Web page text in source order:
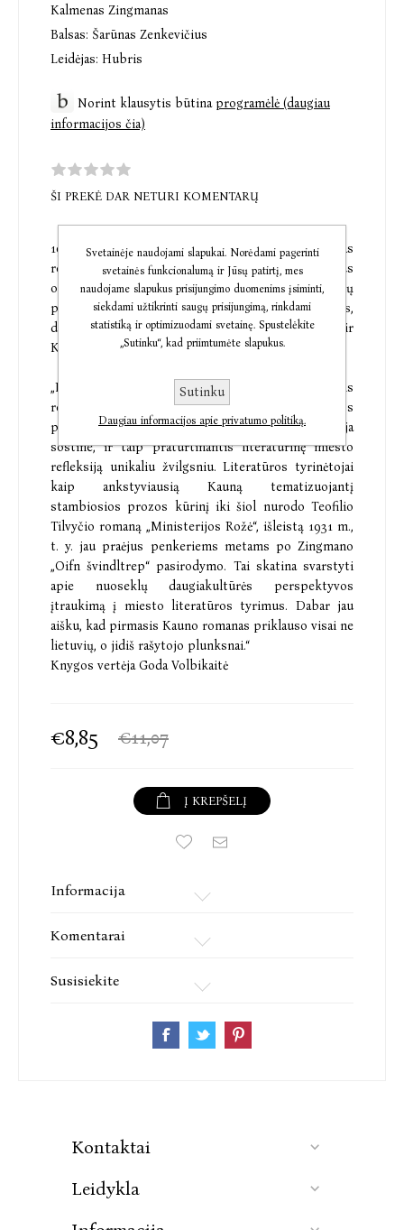
Kalmenas Zingmanas
Balsas: Šarūnas Zenkevičius
Leidėjas: Hubris
Norint klausytis būtinaprogramėlė (daugiau
informacijos čia)
ŠI PREKĖ DAR NETURI KOMENTARŲ
1925 metais iš žydiškos perspektyvos parašytas
romanas, kurio veiksmas vyksta Kaune. Autorius
originaliai supina savo gyvenamo laiko visuomeninių
pervartų refleksiją, autobiografines patirtis,
didmiesčio vaizduoseną, ekspresionistinę estetiką ir
Kauno topografiją.
„Prieš mus — pirmas tarpukario Kauną įprasminantis
romanas, dargi parašytas iš žydiškos kairuoliškos
perspektyvos, beveik nesiejamos su laikinąja
sostine, ir taip praturtinantis literatūrinę miesto
refleksiją unikaliu žvilgsniu. Literatūros tyrinėtojai
kaip ankstyviausią Kauną tematizuojantį
stambiosios prozos kūrinį iki šiol nurodo Teofilio
Tilvyčio romaną „Ministerijos Rožė“, išleistą 1931 m.,
t. y. jau praėjus penkeriems metams po Zingmano
„Oifn švindltrep“ pasirodymo. Tai skatina svarstyti
apie nuoseklų daugiakultūrės perspektyvos
įtraukimą į miesto literatūros tyrimus. Dabar jau
aišku, kad pirmasis Kauno romanas priklauso visai ne
lietuvių, o jidiš rašytojo plunksnai.“
Knygos vertėja Goda Volbikaitė
€8,85 €11,07
Į KREPŠELĮ
Informacija
Komentarai
Susisiekite
Kontaktai
Leidykla
Svetainėje naudojami slapukai. Norėdami pagerinti
svetainės funkcionalumą ir Jūsų patirtį, mes
naudojame slapukus prisijungimo duomenims įsiminti,
siekdami užtikrinti saugų prisijungimą, rinkdami
statistiką ir optimizuodami svetainę. Spustelėkite
„Sutinku“, kad priimtumėte slapukus.
Sutinku
Daugiau informacijos apie privatumo politiką.